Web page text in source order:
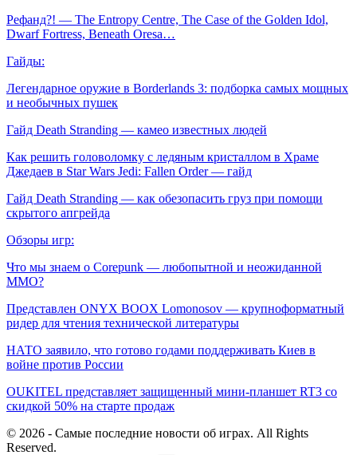
Рефанд?! — The Entropy Centre, The Case of the Golden Idol,
Dwarf Fortress, Beneath Oresa…
Гайды:
Легендарное оружие в Borderlands 3: подборка самых мощных
и необычных пушек
Гайд Death Stranding — камео известных людей
Как решить головоломку с ледяным кристаллом в Храме
Джедаев в Star Wars Jedi: Fallen Order — гайд
Гайд Death Stranding — как обезопасить груз при помощи
скрытого апгрейда
Обзоры игр:
Что мы знаем о Corepunk — любопытной и неожиданной
MMO?
Представлен ONYX BOOX Lomonosov — крупноформатный
ридер для чтения технической литературы
НАТО заявило, что готово годами поддерживать Киев в
войне против России
OUKITEL представляет защищенный мини-планшет RT3 со
скидкой 50% на старте продаж
© 2026 - Самые последние новости об играх. All Rights
Reserved.